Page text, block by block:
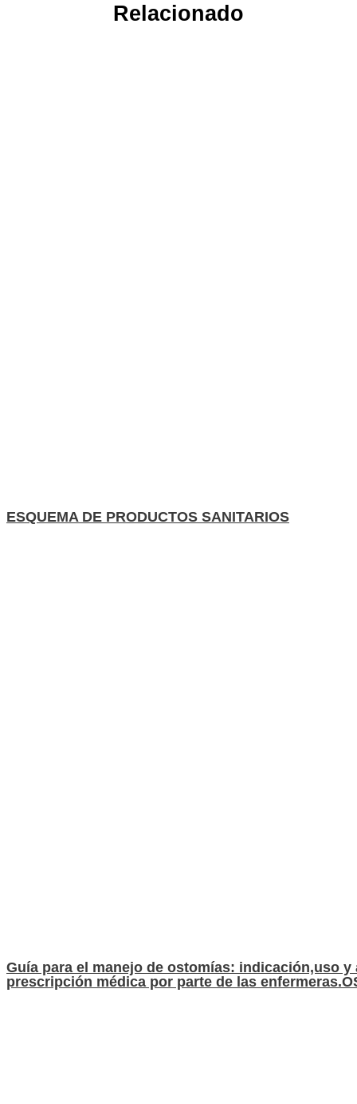
Relacionado
ESQUEMA DE PRODUCTOS SANITARIOS
Guía para el manejo de ostomías: indicación,uso
prescripción médica por parte de las